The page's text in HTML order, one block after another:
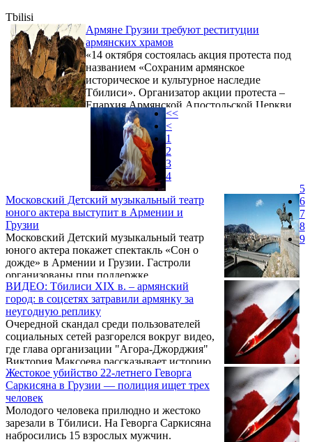
Tbilisi
Армяне Грузии требуют реституции
армянских храмов
«14 октября состоялась акция протеста под
названием «Сохраним армянское
историческое и культурное наследие
Тбилиси». Организатор акции протеста –
Епархия Армянской Апостольской Церкви
в Грузии.
Московский Детский музыкальный театр
юного актера выступит в Армении и
Грузии
Московский Детский музыкальный театр
юного актера покажет спектакль «Сон о
дожде» в Армении и Грузии. Гастроли
организованы при поддержке
Министерства культуры Российской
Федерации. В основе музыкально-
пластического спектакля русский фольклор,
оригинальное пластическое решение,
многоголосное народное пение (а капелла),
молитвы, плачи, обрядовые песни.
ВИДЕО: Тбилиси XIX в. – армянский
город: в соцсетях затравили армянку за
неугодную реплику
Очередной скандал среди пользователей
социальных сетей разгорелся вокруг видео,
где глава организации "Агора-Джорджия"
Виктория Максоева рассказывает историю
Тбилиси, в строительстве которого
большую роль сыграли армяне.
Жестокое убийство 22-летнего Геворга
Саркисяна в Грузии — полиция ищет трех
человек
Молодого человека прилюдно и жестоко
зарезали в Тбилиси. На Геворга Саркисяна
набросились 15 взрослых мужчин.
<<
<
1
2
3
4
5
6
7
8
9